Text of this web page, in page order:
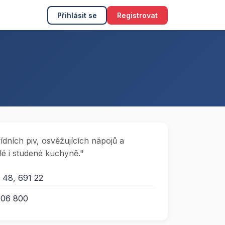
Přihlásit se Registrovat
piv, osvěžujících nápojů a
i studené kuchyně."
691 22
800